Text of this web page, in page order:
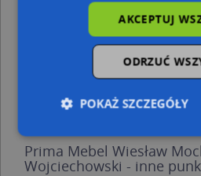
Przemyśl, Zielińskiego Zygmunta
Przemyśl, Zielińskiego Zygmunta
Przemyśl, Wernyhory 19, Ulica (37-
Przemyśl, Wernyhory 23, Ulica (37-
Prima Mebel Wiesław
Wojciechowski - inne
AKCEPTUJ
ODRZUĆ
POKAŻ SZCZEGÓŁY
Niezbędne Wydajność